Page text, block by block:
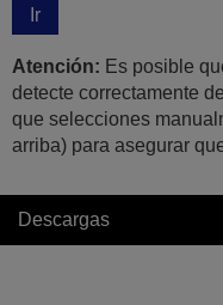
Ir
Atención: Es posible
detecte correctamente
que selecciones
arriba) para asegurar
Descargas